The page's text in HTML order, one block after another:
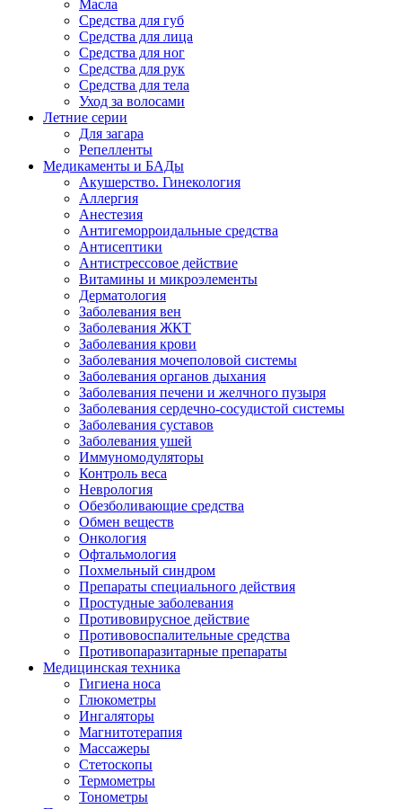
Масла
Средства для губ
Средства для лица
Средства для ног
Средства для рук
Средства для тела
Уход за волосами
Летние серии
Для загара
Репелленты
Медикаменты и БАДы
Акушерство. Гинекология
Аллергия
Анестезия
Антигеморроидальные средства
Антисептики
Антистрессовое действие
Витамины и микроэлементы
Дерматология
Заболевания вен
Заболевания ЖКТ
Заболевания крови
Заболевания мочеполовой системы
Заболевания органов дыхания
Заболевания печени и желчного пузыря
Заболевания сердечно-сосудистой системы
Заболевания суставов
Заболевания ушей
Иммуномодуляторы
Контроль веса
Неврология
Обезболивающие средства
Обмен веществ
Онкология
Офтальмология
Похмельный синдром
Препараты специального действия
Простудные заболевания
Противовирусное действие
Противовоспалительные средства
Противопаразитарные препараты
Медицинская техника
Гигиена носа
Глюкометры
Ингаляторы
Магнитотерапия
Массажеры
Стетоскопы
Термометры
Тонометры